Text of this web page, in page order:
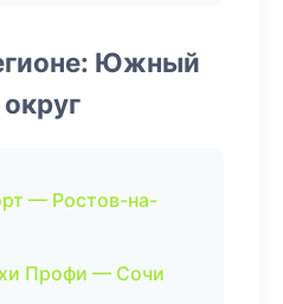
Южный
— Ростов-на-
Профи — Сочи